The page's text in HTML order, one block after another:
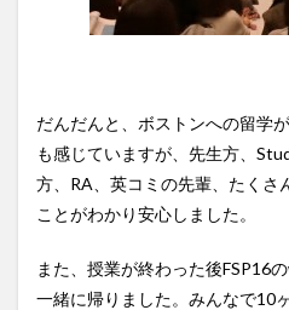
だんだんと、ボストンへの留学
も感じていますが、先生方、
方、RA、英コミの先輩、たくさ
ことがわかり安心しました。
また、授業が終わった後FSP16
一緒に帰りました。みんなで10